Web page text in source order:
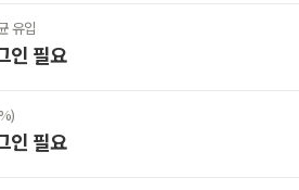
유입
인 필요
인 필요